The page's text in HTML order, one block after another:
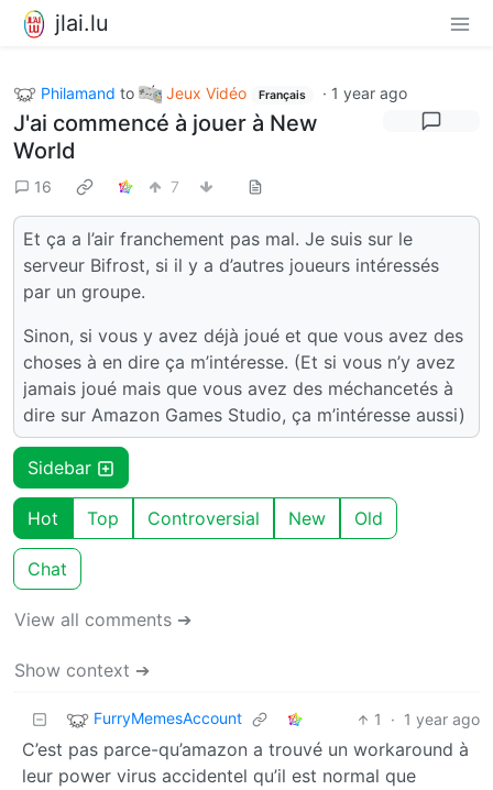
jlai.lu
Philamand to Jeux Vidéo Français · 1 year ago
J'ai commencé à jouer à New
World
16 7
Et ça a l’air franchement pas mal. Je suis sur le
serveur Bifrost, si il y a d’autres joueurs intéressés
par un groupe.
Sinon, si vous y avez déjà joué et que vous avez des
choses à en dire ça m’intéresse. (Et si vous n’y avez
jamais joué mais que vous avez des méchancetés à
dire sur Amazon Games Studio, ça m’intéresse aussi)
Sidebar
Hot Top Controversial New Old
Chat
View all comments ➔
Show context ➔
FurryMemesAccount 1 · 1 year ago
C’est pas parce-qu’amazon a trouvé un workaround à
leur power virus accidentel qu’il est normal que